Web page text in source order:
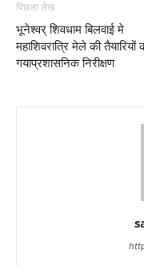
पिछला लेख
भूनेश्वर् शिवधाम बिलवाई मे
महाशिवरात्रि मेले की तैयारियों
गयाप्रशासनिक निरीक्षण